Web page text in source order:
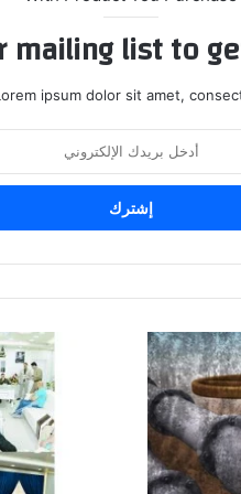
list to
ipsum dolor sit amet,